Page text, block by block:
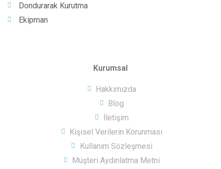
Dondurarak Kurutma
Ekipman
Kurumsal
Hakkımızda
Blog
İletişim
Kişisel Verilerin Korunması
Kullanım Sözleşmesi
Müşteri Aydınlatma Metni